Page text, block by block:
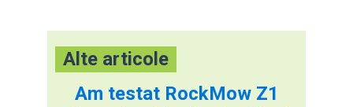
Alte articole
Am testat RockMow Z1